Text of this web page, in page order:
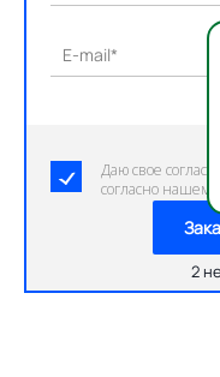
E-mail*
Даю свое
согласно
2